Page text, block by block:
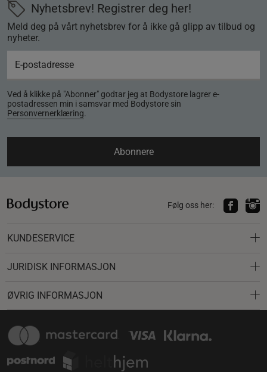
Nyhetsbrev! Registrer deg her!
Meld deg på vårt nyhetsbrev for å ikke gå glipp av tilbud og
nyheter.
Ved å klikke på "Abonner" godtar jeg at Bodystore lagrer e-
postadressen min i samsvar med Bodystore sin
Personvernerklæring.
Abonnere
Følg oss her:
KUNDESERVICE
JURIDISK INFORMASJON
ØVRIG INFORMASJON